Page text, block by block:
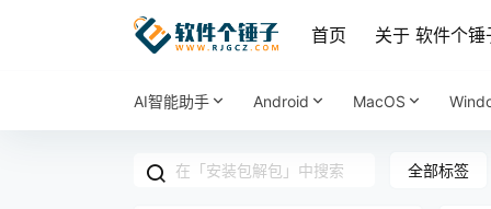
首页 关于 软件个锤
AI智能助手 Android MacOS
全部标签